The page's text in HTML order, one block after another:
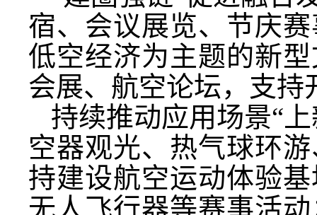
宿、会议展览、节庆
低空经济为主题的新
会展、航空论坛，支持
持续推动应用场景“
空器观光、热气球环
持建设航空运动体验
无人飞行器等赛事活